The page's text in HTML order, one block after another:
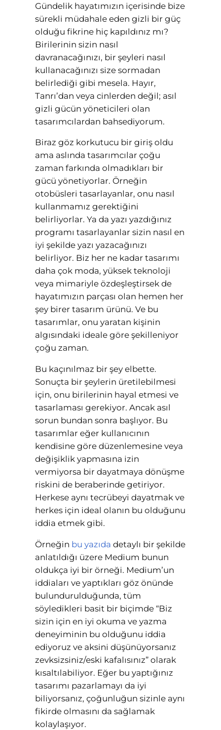
Gündelik hayatımızın içerisinde bize
sürekli müdahale eden gizli bir güç
olduğu fikrine hiç kapıldınız mı?
Birilerinin sizin nasıl
davranacağınızı, bir şeyleri nasıl
kullanacağınızı size sormadan
belirlediği gibi mesela. Hayır,
Tanrı’dan veya cinlerden değil; asıl
gizli gücün yöneticileri olan
tasarımcılardan bahsediyorum.
Biraz göz korkutucu bir giriş oldu
ama aslında tasarımcılar çoğu
zaman farkında olmadıkları bir
gücü yönetiyorlar. Örneğin
otobüsleri tasarlayanlar, onu nasıl
kullanmamız gerektiğini
belirliyorlar. Ya da yazı yazdığınız
programı tasarlayanlar sizin nasıl en
iyi şekilde yazı yazacağınızı
belirliyor. Biz her ne kadar tasarımı
daha çok moda, yüksek teknoloji
veya mimariyle özdeşleştirsek de
hayatımızın parçası olan hemen her
şey birer tasarım ürünü. Ve bu
tasarımlar, onu yaratan kişinin
algısındaki ideale göre şekilleniyor
çoğu zaman.
Bu kaçınılmaz bir şey elbette.
Sonuçta bir şeylerin üretilebilmesi
için, onu birilerinin hayal etmesi ve
tasarlaması gerekiyor. Ancak asıl
sorun bundan sonra başlıyor. Bu
tasarımlar eğer kullanıcının
kendisine göre düzenlemesine veya
değişiklik yapmasına izin
vermiyorsa bir dayatmaya dönüşme
riskini de beraberinde getiriyor.
Herkese aynı tecrübeyi dayatmak ve
herkes için ideal olanın bu olduğunu
iddia etmek gibi.
Örneğin bu yazıda detaylı bir şekilde
anlatıldığı üzere Medium bunun
oldukça iyi bir örneği. Medium’un
iddiaları ve yaptıkları göz önünde
bulundurulduğunda, tüm
söyledikleri basit bir biçimde “Biz
sizin için en iyi okuma ve yazma
deneyiminin bu olduğunu iddia
ediyoruz ve aksini düşünüyorsanız
zevksizsiniz/eski kafalısınız” olarak
kısaltılabiliyor. Eğer bu yaptığınız
tasarımı pazarlamayı da iyi
biliyorsanız, çoğunluğun sizinle aynı
fikirde olmasını da sağlamak
kolaylaşıyor.